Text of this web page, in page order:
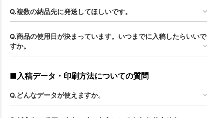
Q.複数の納品先に発送してほしいです。
Q.商品の使用日が決まっています。いつまでに入稿したらいいで
すか。
■入稿データ・印刷方法についての質問
Q.どんなデータが使えますか。